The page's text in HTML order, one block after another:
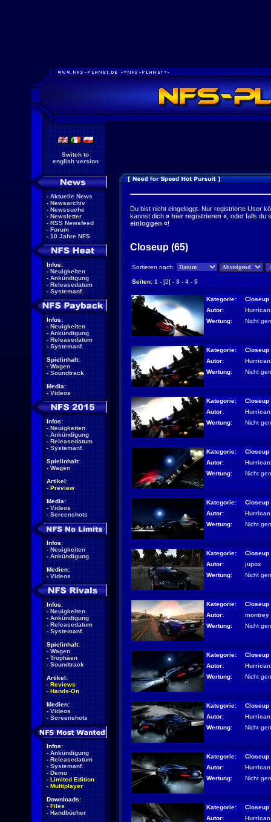
Switch to
english version
- Aktuelle News
- Newsarchiv
- Newssuche
- Newsletter
- RSS Newsfeed
- Forum
- 10 Jahre NFS
Infos:
- Neuigkeiten
- Ankündigung
- Releasedatum
- Systemanf.
Infos:
- Neuigkeiten
- Ankündigung
- Releasedatum
- Systemanf.
Spielinhalt:
- Wagen
- Soundtrack
Media:
- Videos
Infos:
- Neuigkeiten
- Ankündigung
- Releasedatum
- Systemanf.
Spielinhalt:
- Wagen
Artikel:
- Preview
Media:
- Videos
- Screenshots
Infos:
- Neuigkeiten
- Ankündigung
Medien:
- Videos
Infos:
- Neuigkeiten
- Ankündigung
- Releasedatum
- Systemanf.
Spielinhalt:
- Wagen
- Trophäen
- Soundtrack
Artikel:
- Reviews
- Hands-On
Medien:
- Videos
- Screenshots
Infos:
- Ankündigung
- Releasedatum
- Systemanf.
- Demo
- Limited Edition
- Multiplayer
Downloads:
- Files
- Handbücher
Du bist nicht eingeloggt. Nur registrierte User
kannst dich » hier registrieren « , oder falls
einloggen «!
Closeup (65)
Sortieren nach:
Seiten: 1 - [2] - 3 - 4 - 5
Kategorie:
Closeup
Autor:
Wertung:
Nicht
Kategorie:
Closeup
Autor:
Wertung:
Nicht
Kategorie:
Closeup
Autor:
Wertung:
Nicht
Kategorie:
Closeup
Autor:
Wertung:
Nicht
Kategorie:
Closeup
Autor:
Wertung:
Nicht
Kategorie:
Closeup
Autor:
jupox
Wertung:
Nicht
Kategorie:
Closeup
Autor:
montrey
Wertung:
Nicht
Kategorie:
Closeup
Autor:
Wertung:
Nicht
Kategorie:
Closeup
Autor:
Wertung:
Nicht
Kategorie:
Closeup
Autor:
Wertung:
Nicht
Kategorie:
Closeup
Autor: